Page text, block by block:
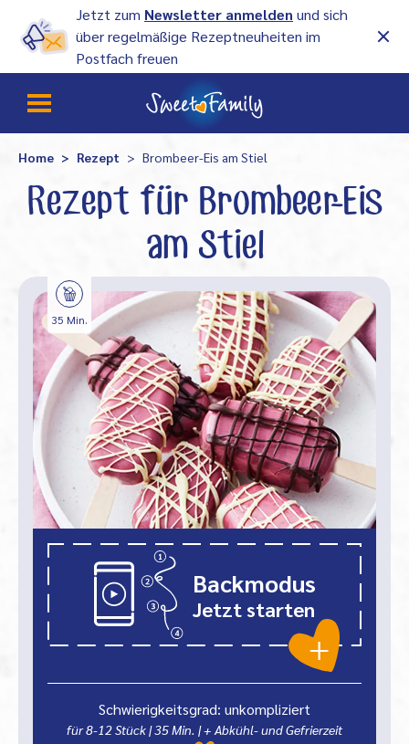
Jetzt zum Newsletter anmelden und sich
über regelmäßige Rezeptneuheiten im
Postfach freuen
Home Rezept Brombeer-Eis am Stiel
Rezept für Brombeer-Eis
am Stiel
Backmodus
Jetzt starten
35 Min.
Schwierigkeitsgrad: unkompliziert
für 8-12 Stück |35 Min. | + Abkühl- und Gefrierzeit